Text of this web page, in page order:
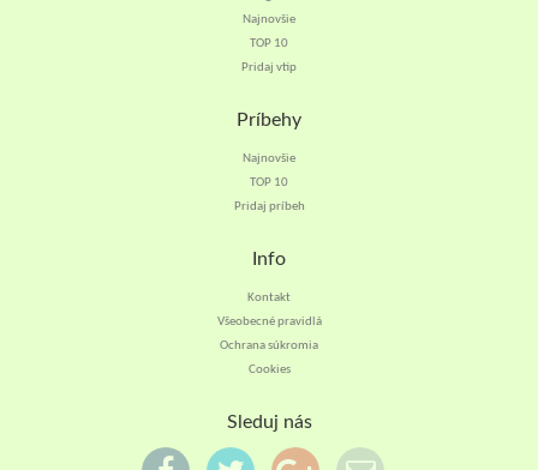
Najnovšie
TOP 10
Pridaj vtip
Príbehy
Najnovšie
TOP 10
Pridaj príbeh
Info
Kontakt
Všeobecné pravidlá
Ochrana súkromia
Cookies
Sleduj nás